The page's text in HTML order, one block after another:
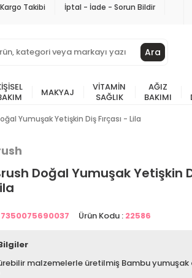
Kargo Takibi İptal - İade - Sorun Bildir
Ara
MAKYAJ
VITAMIN
SAĞLIK
AĞIZ
BAKIMI
Yumuşak Yetişkin Diş Fırçası - Lila
Doğal Yumuşak Yetişkin
7350075690037 Ürün Kodu : 22586
malzemelerle üretilmiş Bambu yumuşak